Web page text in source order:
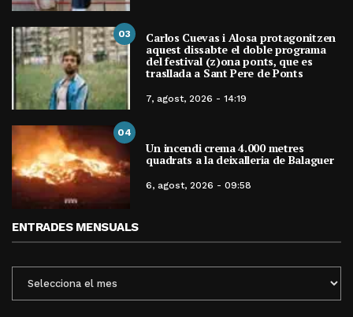
03 Carlos Cuevas i Alosa protagonitzen
aquest dissabte el doble programa
del festival (z)ona ponts, que es
trasllada a Sant Pere de Ponts
7, agost, 2026 - 14:19
04
Un incendi crema 4.000 metres
quadrats a la deixalleria de Balaguer
6, agost, 2026 - 09:58
ENTRADES MENSUALS
MENSUALS